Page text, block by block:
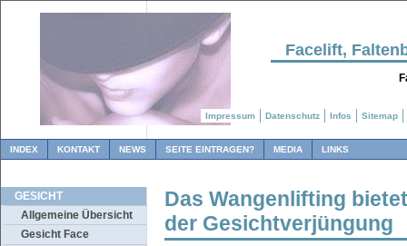
Facelift,
INDEX KONTAKT NEWS SEITE EINTRAGEN? MEDIA LINKS
GESICHT
Allgemeine Übersicht
Gesicht Face
Das Wangenlifting
der Gesichtverjüngung
Impressum Datenschutz Infos Sitemap